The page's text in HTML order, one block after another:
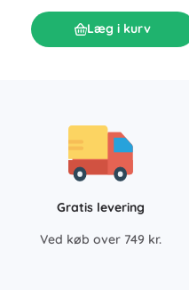
Læg i kurv
Gratis levering
Ved køb over 749 kr.